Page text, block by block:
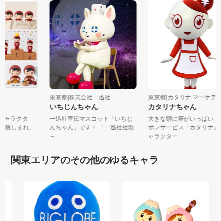
ャラクタ
ら親しまれ、
東京都|株式会社一迅社
いちじんちゃん
一迅社宣伝マスコット「いちじ
んちゃん」です！ 「一迅社社歌
～...
東京都|カタリナ マーケ
カタリナちゃん
大きな頭に夢がいっぱい
ポンサービス「カタリナ
ャラクター...
関東エリアのその他のゆるキャラ